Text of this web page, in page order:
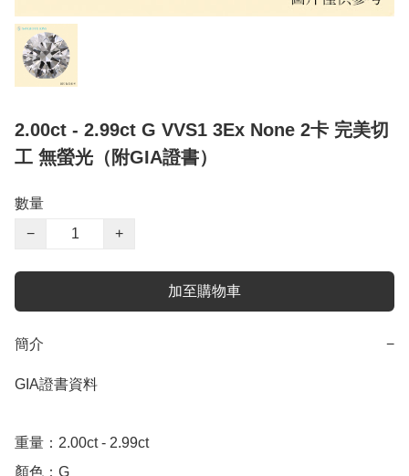
2.00ct - 2.99ct G VVS1 3Ex None 2卡 完美切
工 無螢光（附GIA證書）
數量
−
+
加至購物車
簡介 −
GIA證書資料
重量：2.00ct - 2.99ct
顏色：G